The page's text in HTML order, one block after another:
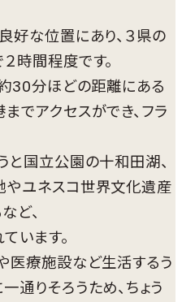
好な位置にあり、３県の
時間程度です。
30分ほどの距離にある
でアクセスができ、フラ
と国立公園の十和田湖、
ユネスコ世界文化遺産
ど、
います。
医療施設など生活するう
通りそろうため、ちょう